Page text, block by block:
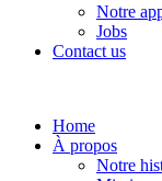
Notre
Jobs
Contact us
Home
À propos
Notre